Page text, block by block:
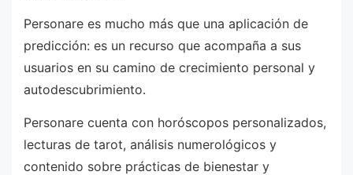
Personare es mucho más que una aplicación de
predicción: es un recurso que acompaña a sus
usuarios en su camino de crecimiento personal y
autodescubrimiento.
Personare cuenta con horóscopos personalizados,
lecturas de tarot, análisis numerológicos y
contenido sobre prácticas de bienestar y